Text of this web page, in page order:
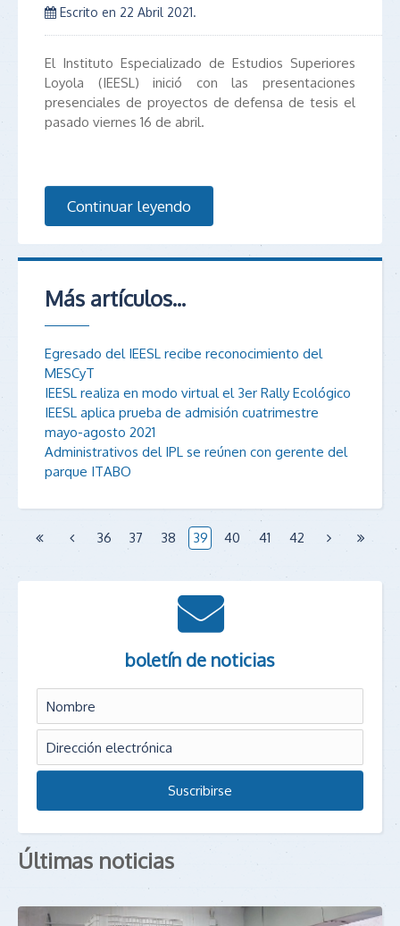
Escrito en 22 Abril 2021.
El Instituto Especializado de Estudios Superiores
Loyola (IEESL) inició con las presentaciones
presenciales de proyectos de defensa de tesis el
pasado viernes 16 de abril.
Continuar leyendo
Más artículos...
Egresado del IEESL recibe reconocimiento del
MESCyT
IEESL realiza en modo virtual el 3er Rally Ecológico
IEESL aplica prueba de admisión cuatrimestre
mayo-agosto 2021
Administrativos del IPL se reúnen con gerente del
parque ITABO
36 37 38 39 40 41 42
boletín de noticias
Últimas noticias